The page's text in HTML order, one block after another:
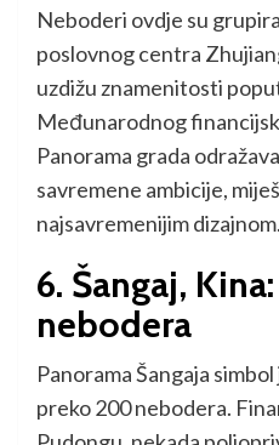
Neboderi ovdje su
poslovnog centra
uzdižu znamenitosti
Međunarodnog
Panorama grada
savremene ambicije,
najsavremenijim dizajnom.
6. Šangaj,
nebodera
Panorama Šangaja
preko 200 nebodera.